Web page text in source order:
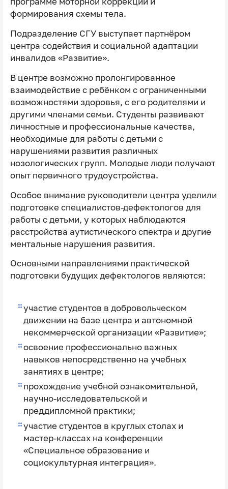
формирования схемы тела.
Подразделение СГУ выступает партнёром
центра содействия и социальной адаптации
инвалидов «Развитие».
В центре возможно пролонгированное
взаимодействие с ребёнком с ограниченными
возможностями здоровья, с его родителями и
другими членами семьи. Студенты развивают
личностные и профессиональные качества,
необходимые для работы с детьми с
нарушениями развития различных
нозологических групп. Молодые люди получают
опыт первичного трудоустройства.
Особое внимание руководители центра уделили
подготовке специалистов-дефектологов для
работы с детьми, у которых наблюдаются
расстройства аутистического спектра и другие
ментальные нарушения развития.
Основными направлениями практической
подготовки будущих дефектологов являются:
участие студентов в добровольческом
движении на базе центра и автономной
некоммерческой организации «Развитие»;
освоение профессионально важных
навыков непосредственно на учебных
занятиях в центре;
прохождение учебной ознакомительной,
научно-исследовательской и
преддипломной практики;
участие студентов в круглых столах и
мастер-классах на конференции
«Специальное образование и
социокультурная интеграция».